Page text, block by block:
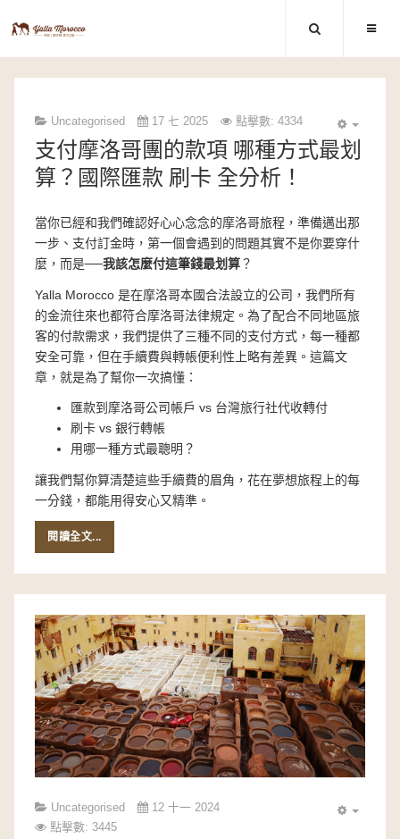
Uncategorised 17 七 2025 點擊數: 4334
支付摩洛哥團的款項 哪種方式最划
算？國際匯款 刷卡 全分析！
當你已經和我們確認好心心念念的摩洛哥旅程，準備邁出那
一步、支付訂金時，第一個會遇到的問題其實不是你要穿什
麼，而是──我該怎麼付這筆錢最划算？
Yalla Morocco 是在摩洛哥本國合法設立的公司，我們所有
的金流往來也都符合摩洛哥法律規定 。為了配合不同地區旅
客的付款需求，我們提供了三種不同的支付方式，每一種都
安全可靠，但在手續費與轉帳便利性上略有差異 。這篇文
章，就是為了幫你一次搞懂：
匯款到摩洛哥公司帳戶 vs 台灣旅行社代收轉付
刷卡 vs 銀行轉帳
用哪一種方式最聰明？
讓我們幫你算清楚這些手續費的眉角，花在夢想旅程上的每
一分錢，都能用得安心又精準。
閱讀全文...
Uncategorised
12 十一 2024
點擊數: 3445